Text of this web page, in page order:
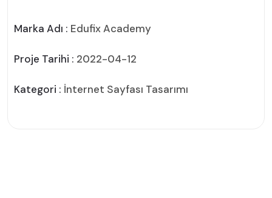
Marka Adı : Edufix Academy
Proje Tarihi : 2022-04-12
Kategori : İnternet Sayfası Tasarımı